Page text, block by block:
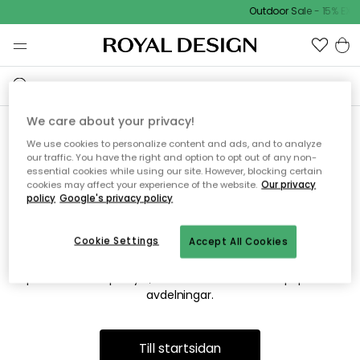
Outdoor Sale - 15%
Vi hittar tyvärr inte sidan du
söker
Detta kan bero på att sidan inte längre finns eller att den har
flyttats. Vi ber om ursäkt för besväret. I menyn ovan kan du
prova att söka på nytt, eller besöka en av våra populära
avdelningar.
Till startsidan
We care about your privacy!
We use cookies to personalize content and ads, and to analyze
our traffic. You have the right and option to opt out of any non-
essential cookies while using our site. However, blocking certain
cookies may affect your experience of the website. Our privacy
policy Google's privacy policy
Accept All Cookies
Cookie Settings